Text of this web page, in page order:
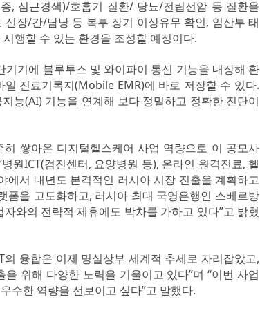
, 심근경색)/호흡기 질환/ 당뇨/전립선암 등 질환을
장/간/담낭 등 복부 장기 이상유무 확인, 임산부 태
행할 수 있는 환경을 조성할 예정이다.
기에 블루투스 및 와이파이 통신 기능을 내장해 환
진료기록지(Mobile EMR)에 바로 저장할 수 있다.
능(AI) 기능을 연계해 보다 정밀하고 정확한 진단이
쌓아온 디지털헬스케어 사업 역량으로 이 공모사
원ICT(검진센터, 요양병원 등), 온라인 원격진료, 헬
에서 내년도 본격적인 러시아 시장 진출을 계획하고
폼을 고도화하고, 러시아 최대 국영은행인 스베르방
와의 전략적 제휴에도 박차를 가하고 있다”고 밝혔
융합은 이제 명실상부 세계적 추세로 자리잡았고,
위해 다양한 노력을 기울이고 있다”며 “이번 사업
수한 역량을 선보이고 싶다”고 말했다.